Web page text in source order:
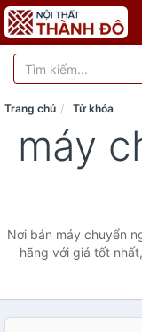
Trang chủ Từ khóa
máy
Nơi bán máy chuyển
hãng với giá tốt